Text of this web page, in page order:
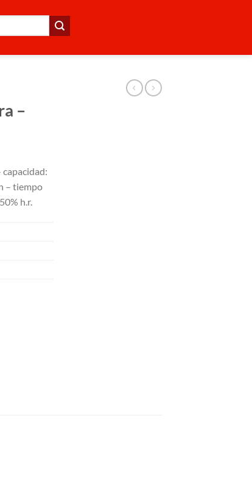
–
capacidad:
– tiempo
h.r.